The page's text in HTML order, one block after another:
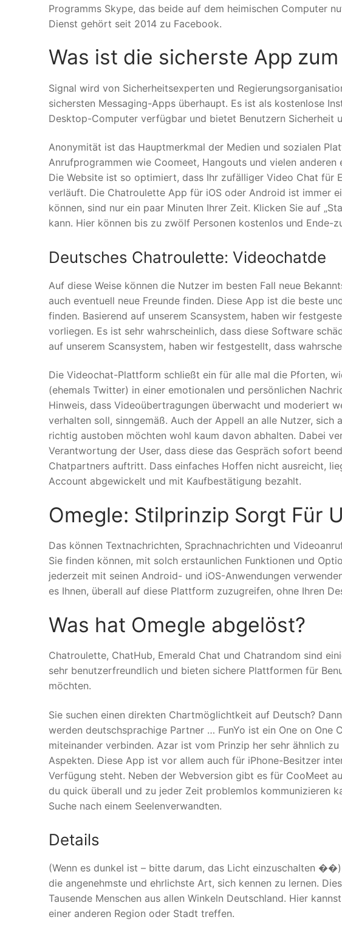
Programms Skype, das beide auf dem heimischen Computer
Dienst gehört seit 2014 zu Facebook.
Was ist die sicherste App
Signal wird von Sicherheitsexperten und
sichersten Messaging-Apps überhaupt. Es ist als kostenlose
Desktop-Computer verfügbar und bietet Benutzern Sicherheit
Anonymität ist das Hauptmerkmal der Medien und sozialen
Anrufprogrammen wie Coomeet, Hangouts und vielen
Die Website ist so optimiert, dass Ihr zufälliger Video Chat für
verläuft. Die Chatroulette App für iOS oder Android ist immer
können, sind nur ein paar Minuten Ihrer Zeit. Klicken Sie auf
kann. Hier können bis zu zwölf Personen kostenlos und Ende-
Deutsches Chatroulette: Videochatde
Auf diese Weise können die Nutzer im besten Fall neue
auch eventuell neue Freunde finden. Diese App ist die beste
finden. Basierend auf unserem Scansystem, haben wir
vorliegen. Es ist sehr wahrscheinlich, dass diese Software
auf unserem Scansystem, haben wir festgestellt, dass
Die Videochat-Plattform schließt ein für alle mal die Pforten,
(ehemals Twitter) in einer emotionalen und persönlichen
Hinweis, dass Videoübertragungen überwacht und moderiert
verhalten soll, sinngemäß. Auch der Appell an alle Nutzer,
richtig austoben möchten wohl kaum davon abhalten. Dabei
Verantwortung der User, dass diese das Gespräch sofort
Chatpartners auftritt. Dass einfaches Hoffen nicht ausreicht,
Account abgewickelt und mit Kaufbestätigung bezahlt.
Omegle: Stilprinzip Sorgt Für
Das können Textnachrichten, Sprachnachrichten und
Sie finden können, mit solch erstaunlichen Funktionen und
jederzeit mit seinen Android- und iOS-Anwendungen
es Ihnen, überall auf diese Plattform zuzugreifen, ohne Ihren
Was hat Omegle abgelöst?
Chatroulette, ChatHub, Emerald Chat und Chatrandom sind
sehr benutzerfreundlich und bieten sichere Plattformen für
möchten.
Sie suchen einen direkten Chartmöglichtkeit auf Deutsch?
werden deutschsprachige Partner … FunYo ist ein One on One
miteinander verbinden. Azar ist vom Prinzip her sehr ähnlich
Aspekten. Diese App ist vor allem auch für iPhone-Besitzer
Verfügung steht. Neben der Webversion gibt es für CooMeet
du quick überall und zu jeder Zeit problemlos kommunizieren
Suche nach einem Seelenverwandten.
Details
(Wenn es dunkel ist – bitte darum, das Licht einzuschalten
die angenehmste und ehrlichste Art, sich kennen zu lernen.
Tausende Menschen aus allen Winkeln Deutschland. Hier
einer anderen Region oder Stadt treffen.